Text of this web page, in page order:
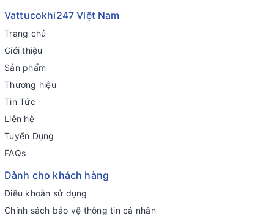
Vattucokhi247 Việt Nam
Trang chủ
Giới thiệu
Sản phẩm
Thương hiệu
Tin Tức
Liên hệ
Tuyển Dụng
FAQs
Dành cho khách hàng
Điều khoản sử dụng
Chính sách bảo vệ thông tin cá nhân